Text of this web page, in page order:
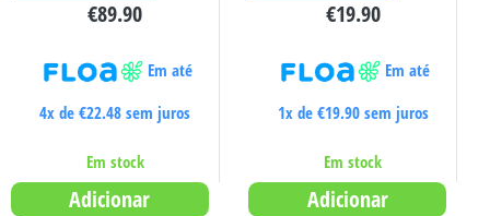
€89.90
Em até
4x de€22.48 sem juros
Em stock
Adicionar
€19.90
Em até
1x de €19.90sem juros
Em stock
Adicionar